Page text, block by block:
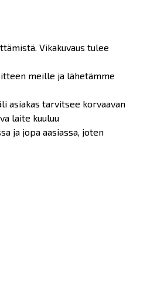
Vikakuvaus tulee
meille ja lähetämme
asiakas tarvitsee korvaavan
laite kuuluu
ja jopa aasiassa, joten